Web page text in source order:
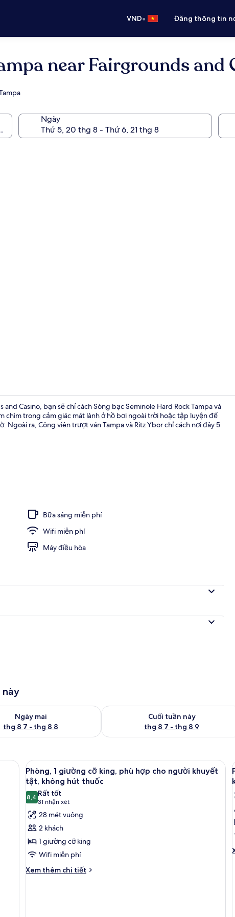
VND• Đăng thông tin
near Fairgrounds and
Ngày
Casino, bạn sẽ chỉ cách Sòng bạc Seminole Hard Rock Tampa và
chìm trong cảm giác mát lành ở hồ bơi ngoài trời hoặc tập luyện để
ra, Công viên trượt ván Tampa và Ritz Ybor chỉ cách nơi đây 5
Bữa sáng miễn phí
Wifi miễn phí
Máy điều hòa
Ngày mai
thg 8 7 - thg 8 8
phòng ngày mai từ thg 8 7 - thg 8 8
Cuối tuần này
thg 8 7 - thg 8 9
Kiểm tra lượng phòng cuối tuần
Xem
tất
cả
ảnh
Phòng,
giường
cỡ
king,
phù
Phòng, 1 giường cỡ king, phù
6
Phòng, 1 giường cỡ king, phù hợp cho người khuyết
tật, không hút thuốc
8,48,4 trên 10
Rất tốt
31 nhận xét
(31
nhận
xét)
28 mét vuông
2 khách
1 giường cỡ king
Wifi miễn phí
Xem thêm chi tiết
Chi